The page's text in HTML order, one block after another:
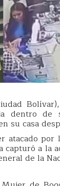
dentro de
su casa
atacado
capturó a la
de la